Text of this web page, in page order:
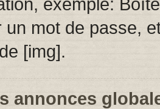
mot de passe,
[img].
annonces